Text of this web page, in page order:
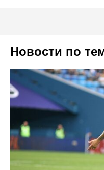
Новости по